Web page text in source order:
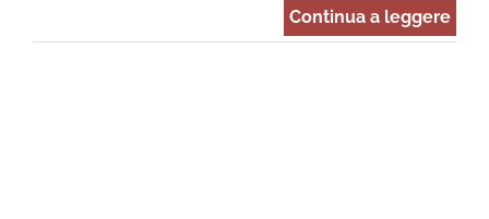
Continua a leggere